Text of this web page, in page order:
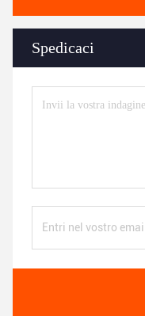
Spedicaci